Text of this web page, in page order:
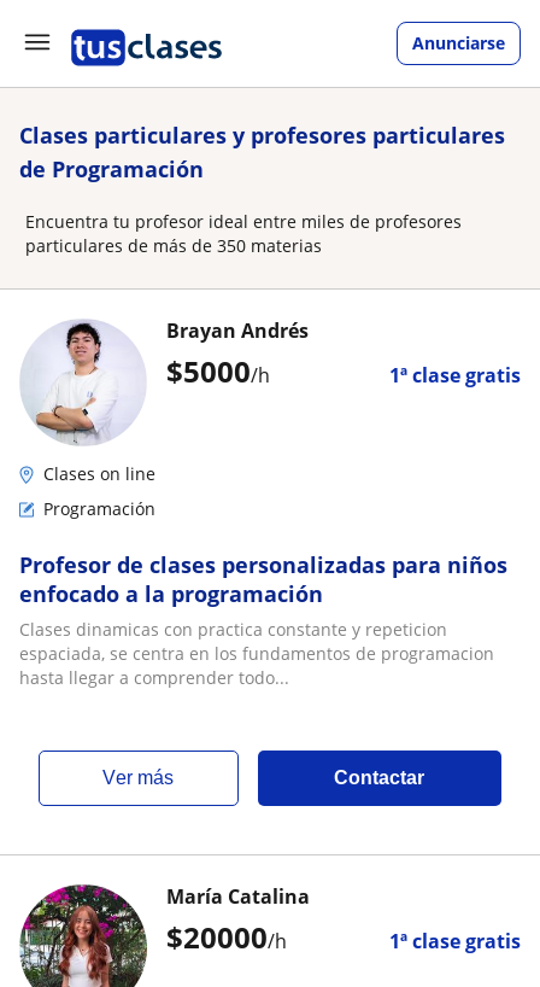
Anunciarse
Clases particulares y profesores particulares
de Programación
Encuentra tu profesor ideal entre miles de profesores
particulares de más de 350 materias
$5000/h 1ª clase gratis
Brayan Andrés
Clases on line
Programación
Profesor de clases personalizadas para niños
enfocado a la programación
Clases dinamicas con practica constante y repeticion
espaciada, se centra en los fundamentos de programacion
hasta llegar a comprender todo...
ver más Contactar
$20000/h 1ª clase gratis
María Catalina